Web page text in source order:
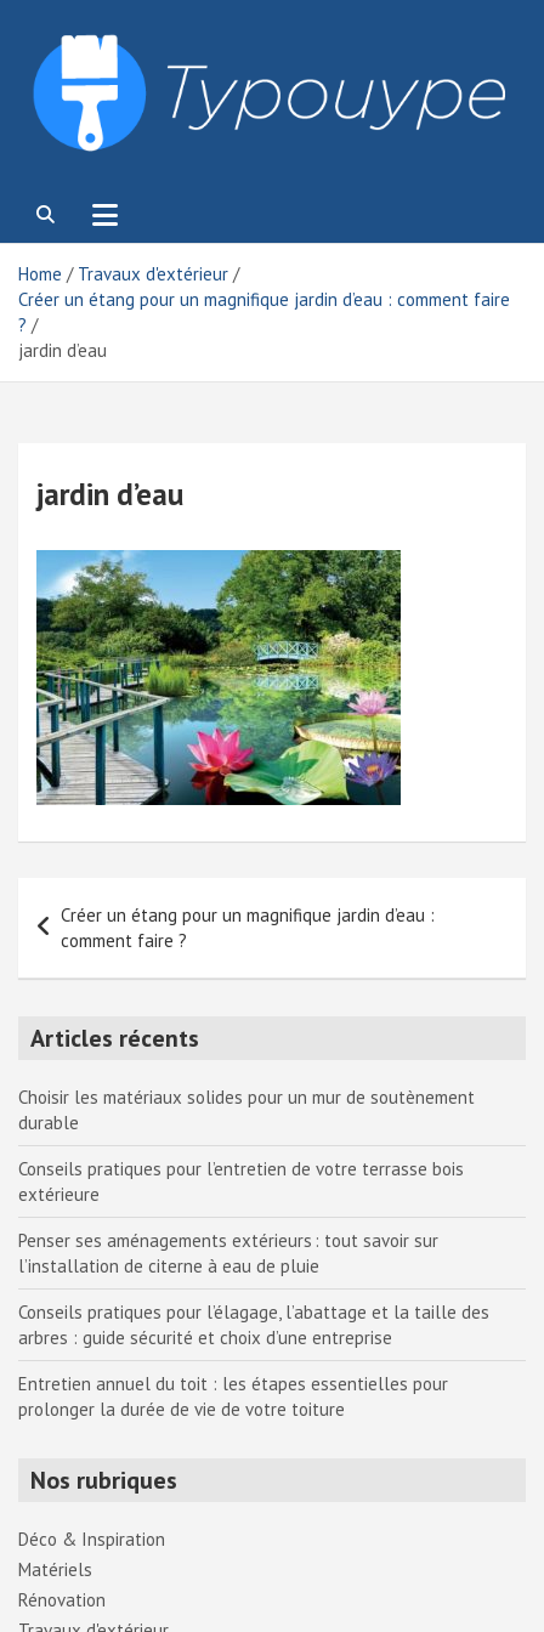
content
Typouype
Home
Travaux d'extérieur
Créer un étang pour un magnifique jardin d’eau : comment faire
?
jardin d’eau
jardin d’eau
de
l’article
Créer un étang pour un magnifique jardin d’eau :
comment faire ?
Articles récents
Choisir les matériaux solides pour un mur de soutènement
durable
Conseils pratiques pour l’entretien de votre terrasse bois
extérieure
Penser ses aménagements extérieurs : tout savoir sur
l’installation de citerne à eau de pluie
Conseils pratiques pour l’élagage, l’abattage et la taille des
arbres : guide sécurité et choix d’une entreprise
Entretien annuel du toit : les étapes essentielles pour
prolonger la durée de vie de votre toiture
Nos rubriques
Déco & Inspiration
Matériels
Rénovation